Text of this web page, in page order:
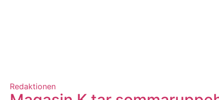
Redaktionen